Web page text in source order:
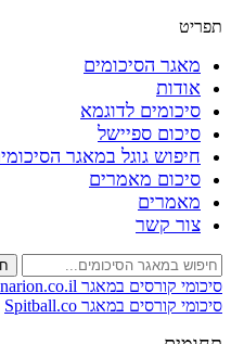
תפריט
מאגר הסיכומים
אודות
סיכומים לדוגמא
סיכום ספיישל
חיפוש גוגל במאגר
סיכום מאמרים
מאמרים
צור קשר
סיכומי קורסים במאגר Seminarion.co.il
סיכומי קורסים במאגר Spitball.co